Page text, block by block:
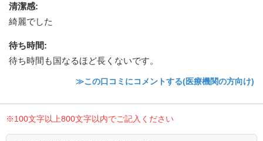
清潔感:
綺麗でした
待ち時間:
待ち時間も国なるほど長くないです。
≫この口コミにコメントする(医療機関の方向け)
※100文字以上800文字以内でご記入ください